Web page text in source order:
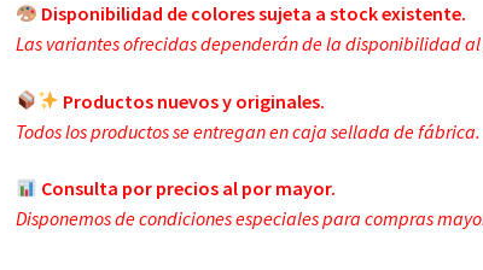
Disponibilidad de colores sujeta a stock existente.
Las variantes ofrecidas dependerán de la disponibilidad
Productos nuevos y originales.
Todos los productos se entregan en caja sellada de fábrica.
Consulta por precios al por mayor.
Disponemos de condiciones especiales para compras